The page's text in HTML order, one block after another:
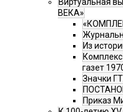
Виртуальная
ВЕКА»
Из
газет
Значки
Приказ